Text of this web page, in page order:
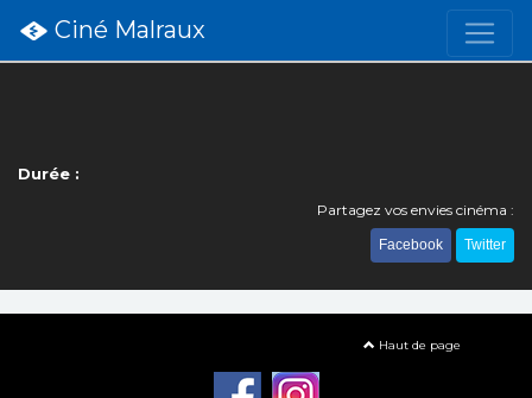
Ciné Malraux
Durée :
Partagez vos envies cinéma :
Facebook Twitter
Haut de page